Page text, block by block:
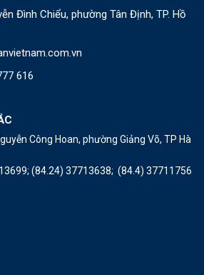
Đình Chiểu, phường Tân Định, TP. Hồ
616
Công Hoan, phường Giảng Võ, TP Hà
(84.24) 37713638; (84.4) 37711756